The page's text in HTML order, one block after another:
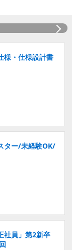
様・仕様設計書
ター/未経験OK/
社員」第2新卒